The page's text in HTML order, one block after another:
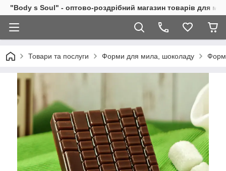
"Body s Soul" - оптово-роздрібний магазин товарів для
Товари та послуги Форми для мила, шоколаду